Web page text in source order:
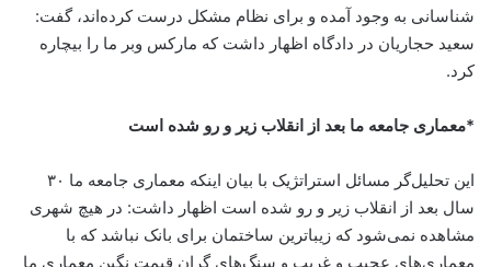
شناسانی به وجود آمده‌ و برای نظام مشکل درست کرده‌اند، گفت:
سعید حجاریان در دادگاه اظهار داشت که مارکس وبر ما را بیچاره
کرد.
*معماری جامعه ما بعد از انقلاب زیر و رو شده است
این تحلیل‌گر مسائل استراتژیک با بیان اینکه معماری جامعه ما ۳۰
سال بعد از انقلاب زیر و رو شده است اظهار داشت: در هیچ شهری
مشاهده نمی‌شود که زیباترین ساختمان برای بانک نباشد که با
معماری‌های عجیب و غریب و سنگ‌های گران قیمت نگین معماری ما